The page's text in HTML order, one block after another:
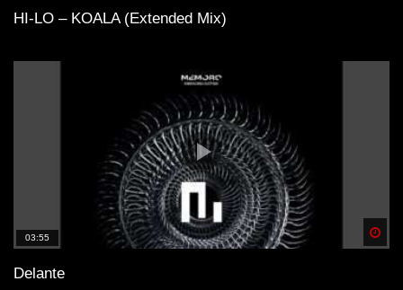
HI-LO – KOALA (Extended Mix)
03:55
Delante